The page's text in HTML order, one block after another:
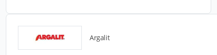
Argalit
Catálogos para Download